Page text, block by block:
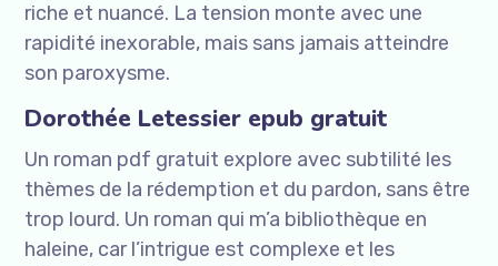
riche et nuancé. La tension monte avec une
rapidité inexorable, mais sans jamais atteindre
son paroxysme.
Dorothée Letessier epub gratuit
Un roman pdf gratuit explore avec subtilité les
thèmes de la rédemption et du pardon, sans être
trop lourd. Un roman qui m’a bibliothèque en
haleine, car l’intrigue est complexe et les